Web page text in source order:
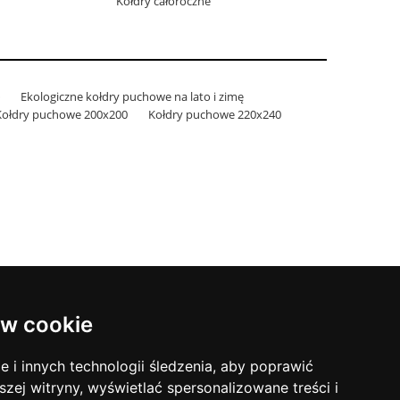
cookie
i innych technologii śledzenia, aby poprawić
witryny, wyświetlać spersonalizowane treści i
Ekologiczne kołdry puchowe na lato i zimę
puchowe 200x200
Kołdry puchowe 220x240
rodzinną firmę -
bawełny i puchu gęsiego - bez sztucznych wypełniaczy